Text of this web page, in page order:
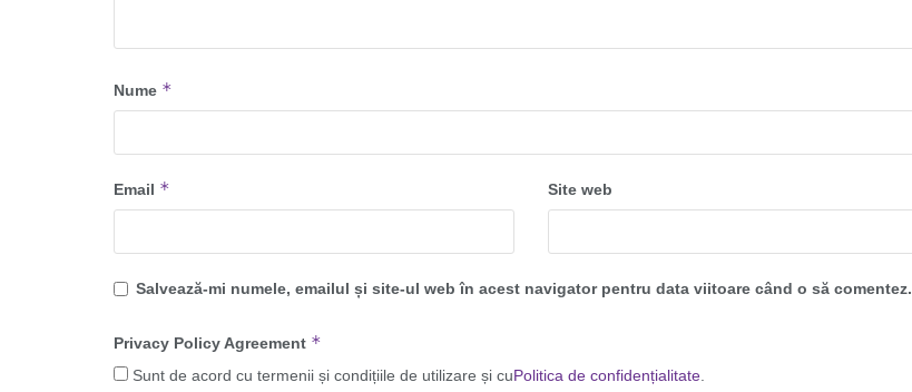
Nume *
Email * Site web
Salvează-mi numele, emailul și site-ul web în acest navigator pentru data viitoare când o să comentez.
Privacy Policy Agreement *
Sunt de acord cu termenii și condițiile de utilizare și cuPolitica de confidențialitate.